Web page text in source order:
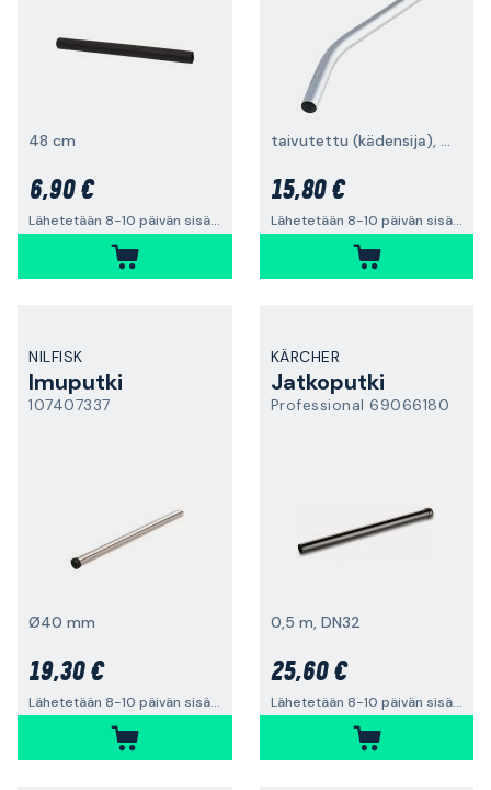
48 cm
6,90 €
Lähetetään 8-10 päivän sisällä
taivutettu (kädensija), Ø38 mm
15,80 €
Lähetetään 8-10 päivän sisällä
NILFISK
Imuputki
107407337
Ø40 mm
19,30 €
Lähetetään 8-10 päivän sisällä
KÄRCHER
Jatkoputki
Professional 69066180
0,5 m, DN32
25,60 €
Lähetetään 8-10 päivän sisällä